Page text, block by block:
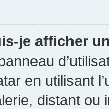
je afficher
en utilisant
distant ou